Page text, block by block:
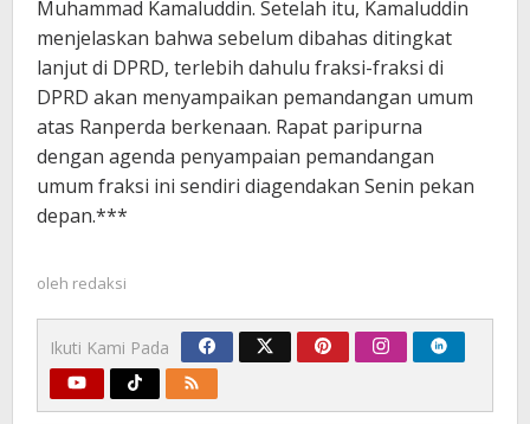
Muhammad Kamaluddin. Setelah itu, Kamaluddin
menjelaskan bahwa sebelum dibahas ditingkat
lanjut di DPRD, terlebih dahulu fraksi-fraksi di
DPRD akan menyampaikan pemandangan umum
atas Ranperda berkenaan. Rapat paripurna
dengan agenda penyampaian pemandangan
umum fraksi ini sendiri diagendakan Senin pekan
depan.***
oleh redaksi
Ikuti Kami Pada